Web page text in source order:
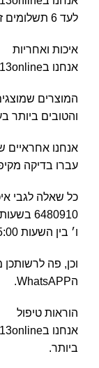
לעד 6 תשלומים זהים ללא קרדיט.
איכות ואחריות
אנחנו בM13online מתחייבים לאיכות הגבוהה ביותר.
המוצרים
והטובים ביותר
אנחנו אחראיים
עברו בדיקה
ו׳ בין השעות 09:00-15:00.
וכן, פה
הWhatsAPP.
הוראות טיפול
ביותר.